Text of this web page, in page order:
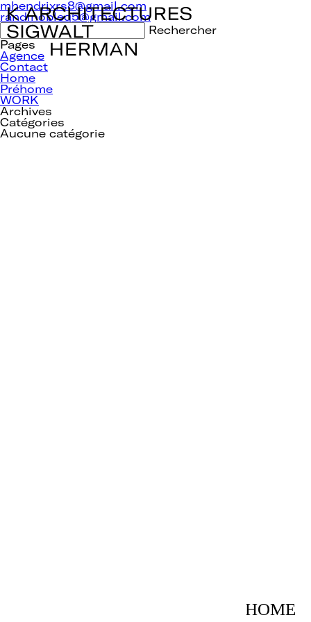
Navigation
de
l’article
mhendrixrs8@gmail.com
randinobleq5@gmail.com
Rechercher :
Pages
Agence
Contact
Home
Préhome
WORK
Archives
Catégories
Aucune catégorie